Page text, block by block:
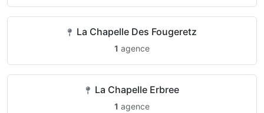
La Chapelle Des Fougeretz
1 agence
La Chapelle Erbree
1 agence